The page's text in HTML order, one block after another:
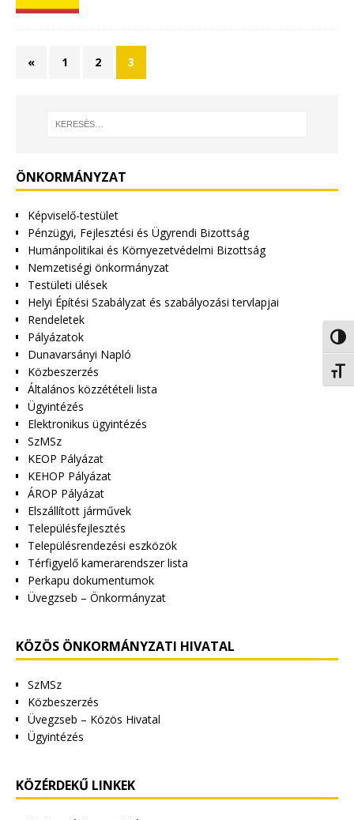
« 1 2 3
ÖNKORMÁNYZAT
Képviselő-testület
Pénzügyi, Fejlesztési és Ügyrendi Bizottság
Humánpolitikai és Környezetvédelmi Bizottság
Nemzetiségi önkormányzat
Testületi ülések
Helyi Építési Szabályzat és szabályozási tervlapjai
Rendeletek
Pályázatok
Dunavarsányi Napló
Közbeszerzés
Általános közzétételi lista
Ügyintézés
Elektronikus ügyintézés
SzMSz
KEOP Pályázat
KEHOP Pályázat
ÁROP Pályázat
Elszállított járművek
Településfejlesztés
Településrendezési eszközök
Térfigyelő kamerarendszer lista
Perkapu dokumentumok
Üvegzseb – Önkormányzat
KÖZÖS ÖNKORMÁNYZATI HIVATAL
SzMSz
Közbeszerzés
Üvegzseb – Közös Hivatal
Ügyintézés
KÖZÉRDEKŰ LINKEK